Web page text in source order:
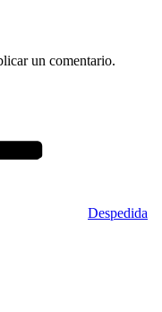
un comentario.
Despedida